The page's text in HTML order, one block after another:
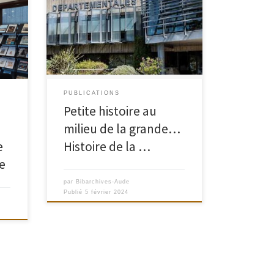
Un article proposé par Gilles Masset
PUBLICATIONS
Petite histoire au
milieu de la grande…
Histoire de la …
par Bibarchives-Aude
Publié5 février 2024